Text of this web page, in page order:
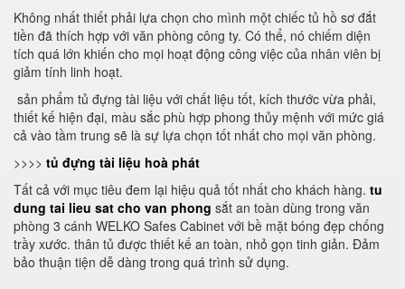
Không nhất thiết phải lựa chọn cho mình một chiếc tủ hồ sơ đắt
tiền đã thích hợp với văn phòng công ty. Có thể, nó chiếm diện
tích quá lớn khiến cho mọi hoạt động công việc của nhân viên bị
giảm tính linh hoạt.
sản phẩm tủ đựng tài liệu với chất liệu tốt, kích thước vừa phải,
thiết kế hiện đại, màu sắc phù hợp phong thủy mệnh với mức giá
cả vào tầm trung sẽ là sự lựa chọn tốt nhất cho mọi văn phòng.
>>>> tủ đựng tài liệu hoà phát
Tất cả với mục tiêu đem lại hiệu quả tốt nhất cho khách hàng. tu
dung tai lieu sat cho van phong sắt an toàn dùng trong văn
phòng 3 cánh WELKO Safes Cabinet với bề mặt bóng đẹp chống
trầy xước. thân tủ được thiết kế an toàn, nhỏ gọn tinh giản. Đảm
bảo thuận tiện dễ dàng trong quá trình sử dụng.